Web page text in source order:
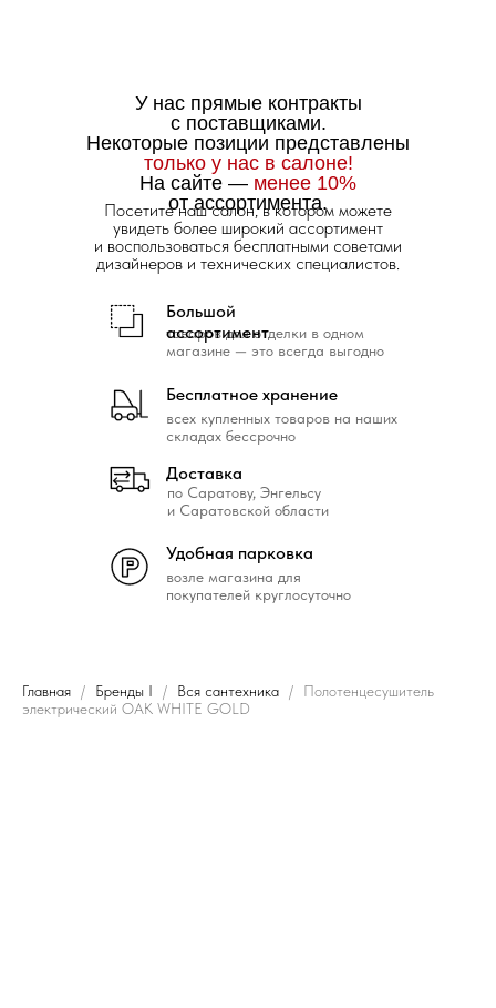
возле магазина для
покупателей круглосуточно
Удобная парковка
всех купленных товаров на наших
складах бессрочно
Бесплатное хранение
товаров для отделки в одном
магазине — это всегда выгодно
Большой
ассортимент
по Саратову, Энгельсу
и Саратовской области
Доставка
У нас прямые контракты
с поставщиками.
Некоторые позиции представлены
только у нас в салоне!
На сайте — менее 10%
от ассортимента.
Посетите наш салон, в котором можете
увидеть более широкий ассортимент
и воспользоваться бесплатными советами
дизайнеров и технических специалистов.
Главная Бренды I Вся сантехника
Полотенцесушитель
электрический OAK WHITE GOLD